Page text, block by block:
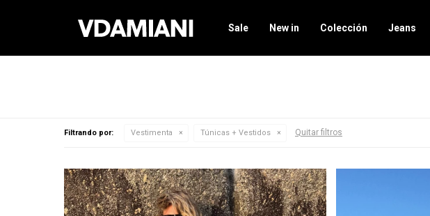
Sale New in Colección Jeans
Filtrando por: Vestimenta Túnicas + Vestidos Quitar filtros